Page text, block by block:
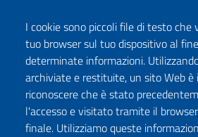
I cookie sono piccoli file di testo che
tuo browser sul tuo dispositivo al
determinate informazioni.
archiviate e restituite, un sito Web è
riconoscere che è stato
l'accesso e visitato tramite il
finale. Utilizziamo queste